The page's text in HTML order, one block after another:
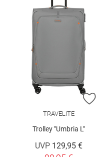
TRAVELITE
Trolley "Umbria L"
UVP 129,95 €